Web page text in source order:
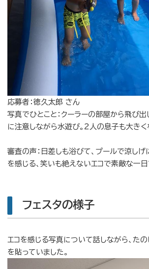
応募者： 徳久太郎 さん
写真でひとこと： クーラーの部屋から飛び出
に注意しながら水遊び。2人の息子も大きく
審査の声：日差しも浴びて、プールで涼し
を感じる、笑いも絶えないエコで素敵な一日
フェスタの様子
エコを感じる写真について話しながら、た
を貼っていました。